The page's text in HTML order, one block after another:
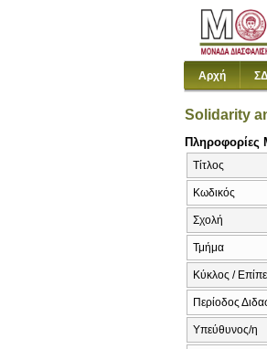
Αρχή
Solidarity
Πληροφορίες
Τίτλος
Κωδικός
Σχολή
Τμήμα
Κύκλος /
Περίοδος
Υπεύθυνος/η